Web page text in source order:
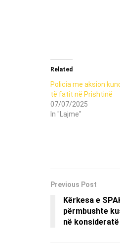
Related
Policia me aksion
të fatit në Prishtinë
07/07/2025
In "Lajme"
Previous Post
Kërkesa e
përmbushte
në konsideratë